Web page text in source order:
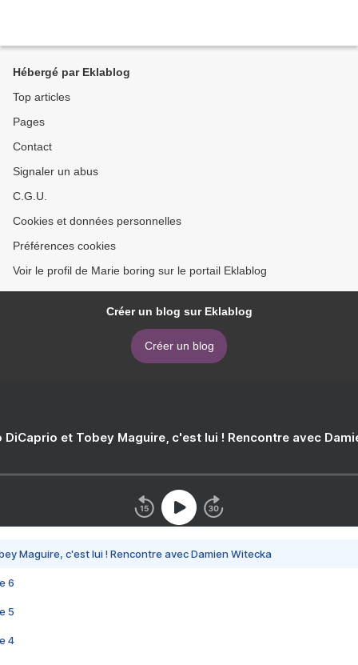
Hébergé par Eklablog
Top articles
Pages
Contact
Signaler un abus
C.G.U.
Cookies et données personnelles
Préférences cookies
Voir le profil de Marie boring sur le portail Eklablog
Créer un blog sur Eklablog
Créer un blog
DiCaprio et Tobey Maguire, c'est lui ! Rencontre avec
Maguire, c'est lui ! Rencontre avec Damien Witecka
6
5
4